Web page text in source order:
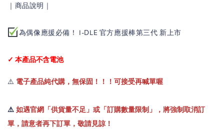
｜商品說明｜
為偶像應援必備！ I-DLE 官方應援棒第三代 新上市
✓ 本產品不含電池
⚠️ 電子產品純代購，無保固！！！可接受再喊單喔
⚠️ 如遇官網「供貨量不足」或「訂購數量限制」，將強制取消訂
單，請意者再下訂單，敬請見諒！